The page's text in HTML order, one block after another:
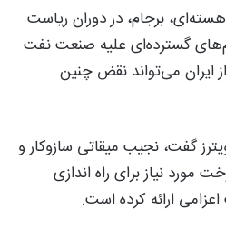
هسته‌ای، برجام، در دوران ریاست
گسترده‌ای علیه صنعت نفت
ایران می‌تواند نقض چنین
گفت، نجیب میقاتی سازوکار و
نیاز برای راه اندازی
ارائه کرده است.